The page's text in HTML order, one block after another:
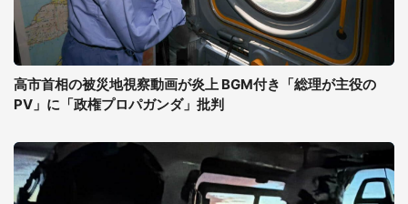
高市首相の被災地視察動画が炎上 BGM付き「総理が主役の
PV」に「政権プロパガンダ」批判